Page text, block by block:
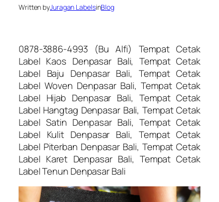
Written byJuragan LabelsinBlog
0878-3886-4993 (Bu Alfi) Tempat Cetak
Label Kaos Denpasar Bali, Tempat Cetak
Label Baju Denpasar Bali, Tempat Cetak
Label Woven Denpasar Bali, Tempat Cetak
Label Hijab Denpasar Bali, Tempat Cetak
Label Hangtag Denpasar Bali, Tempat Cetak
Label Satin Denpasar Bali, Tempat Cetak
Label Kulit Denpasar Bali, Tempat Cetak
Label Piterban Denpasar Bali, Tempat Cetak
Label Karet Denpasar Bali, Tempat Cetak
Label Tenun Denpasar Bali